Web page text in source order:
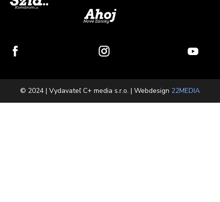
© 2024 | Vydavateľ C+ media s.r.o. | Webdesign 22MEDIA